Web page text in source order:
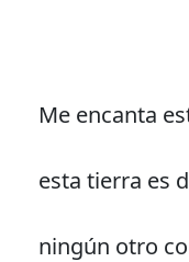
Me encanta
esta tierra es
ningún otro